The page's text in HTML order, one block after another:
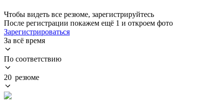
Чтобы видеть все резюме, зарегистрируйтесь
После регистрации покажем ещё 1 и откроем фото
Зарегистрироваться
За всё время
По соответствию
20 резюме